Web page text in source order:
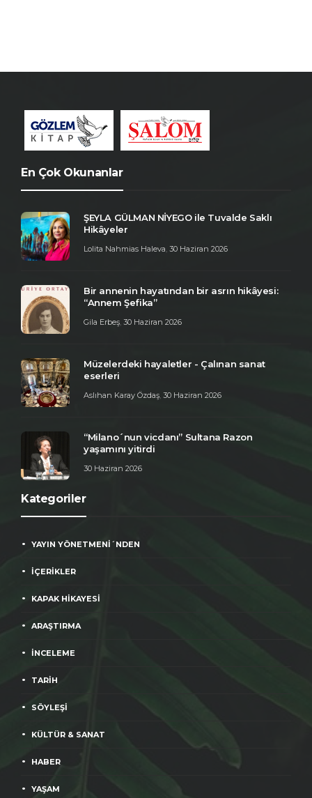
En Çok Okunanlar
ŞEYLA GÜLMAN NİYEGO ile Tuvalde Saklı
Hikâyeler
Lolita Nahmias Haleva, 30 Haziran 2026
Bir annenin hayatından bir asrın hikâyesi:
“Annem Şefika”
Gila Erbeş, 30 Haziran 2026
Müzelerdeki hayaletler - Çalınan sanat
eserleri
Aslıhan Karay Özdaş, 30 Haziran 2026
“Milano´nun vicdanı” Sultana Razon
yaşamını yitirdi
30 Haziran 2026
Kategoriler
YAYIN YÖNETMENİ´NDEN
İÇERİKLER
KAPAK HİKAYESİ
ARAŞTIRMA
İNCELEME
TARİH
SÖYLEŞİ
KÜLTÜR & SANAT
HABER
YAŞAM